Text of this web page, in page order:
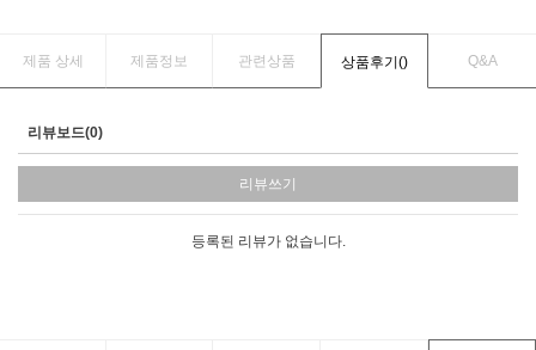
제품 상세 제품정보 관련상품 상품후기() Q&A
리뷰보드(0)
리뷰쓰기
등록된 리뷰가 없습니다.